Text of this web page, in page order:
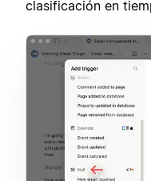
clasificación en